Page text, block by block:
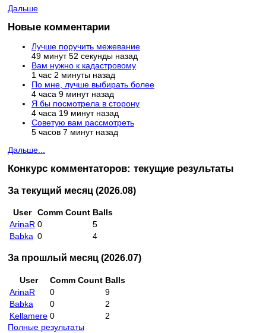
Дальше
Новые комментарии
Лучше поручить межевание
49 минут 52 секунды назад
Вам нужно к кадастровому
1 час 2 минуты назад
По мне, лучше выбирать более
4 часа 9 минут назад
Я бы посмотрела в сторону
4 часа 19 минут назад
Советую вам рассмотреть
5 часов 7 минут назад
Дальше...
Конкурс комментаторов: текущие результаты
За текущий месяц (2026.08)
User Comm Count Balls
ArinaR 0
5
Babka 0 4
За прошлый месяц (2026.07)
User Comm Count Balls
ArinaR
0
9
Babka
0
2
Kellamere 0
2
Полные результаты